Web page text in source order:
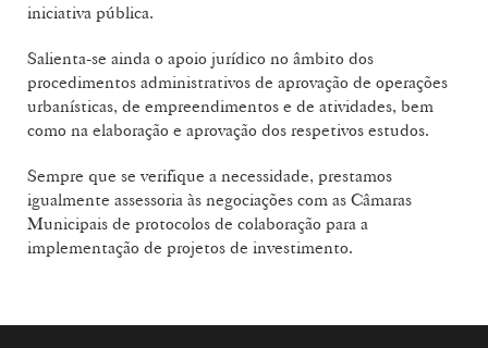
iniciativa pública.
Salienta-se ainda o apoio jurídico no âmbito dos
procedimentos administrativos de aprovação de operações
urbanísticas, de empreendimentos e de atividades, bem
como na elaboração e aprovação dos respetivos estudos.
Sempre que se verifique a necessidade, prestamos
igualmente assessoria às negociações com as Câmaras
Municipais de protocolos de colaboração para a
implementação de projetos de investimento.